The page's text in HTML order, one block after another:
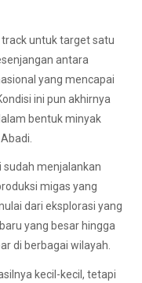
untuk target satu
antara
yang mencapai
ini pun akhirnya
bentuk minyak
sudah menjalankan
migas yang
dari eksplorasi yang
yang besar hingga
di berbagai wilayah.
kecil-kecil, tetapi